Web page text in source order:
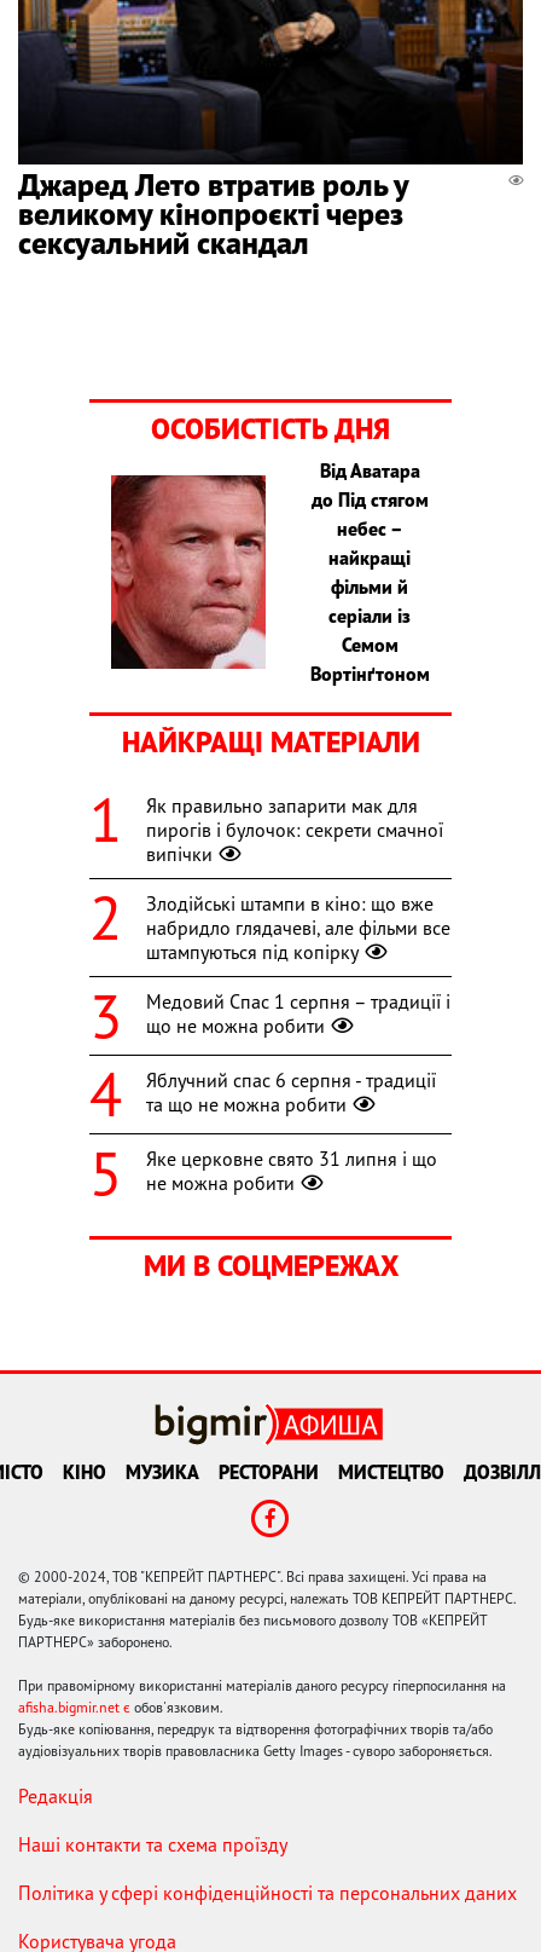
Джаред Лето втратив роль у
великому кінопроєкті через
сексуальний скандал
ОСОБИСТІСТЬ ДНЯ
Від Аватара
до Під стягом
небес –
найкращі
фільми й
серіали із
Семом
Вортінґтоном
НАЙКРАЩІ МАТЕРІАЛИ
Як правильно запарити мак для
пирогів і булочок: секрети смачної
випічки
Злодійські штампи в кіно: що вже
набридло глядачеві, але фільми все
штампуються під копірку
Медовий Спас 1 серпня – традиції і
що не можна робити
Яблучний спас 6 серпня - традиції
та що не можна робити
Яке церковне свято 31 липня і що
не можна робити
МИ В СОЦМЕРЕЖАХ
КІНО МУЗИКА РЕСТОРАНИ МИСТЕЦТВО
© 2000-2024, ТОВ "КЕПРЕЙТ ПАРТНЕРС". Всі права захищені. Усі права на
матеріали, опубліковані на даному ресурсі, належать ТОВ КЕПРЕЙТ ПАРТНЕРС.
Будь-яке використання матеріалів без письмового дозволу ТОВ «КЕПРЕЙТ
ПАРТНЕРС» заборонено.
При правомірному використанні матеріалів даного ресурсу гіперпосилання на
afisha.bigmir.net є обов'язковим.
Будь-яке копіювання, передрук та відтворення фотографічних творів та/або
аудіовізуальних творів правовласника Getty Images - суворо забороняється.
Редакція
Наші контакти та схема проїзду
Політика у сфері конфіденційності та персональних даних
Користувача угода